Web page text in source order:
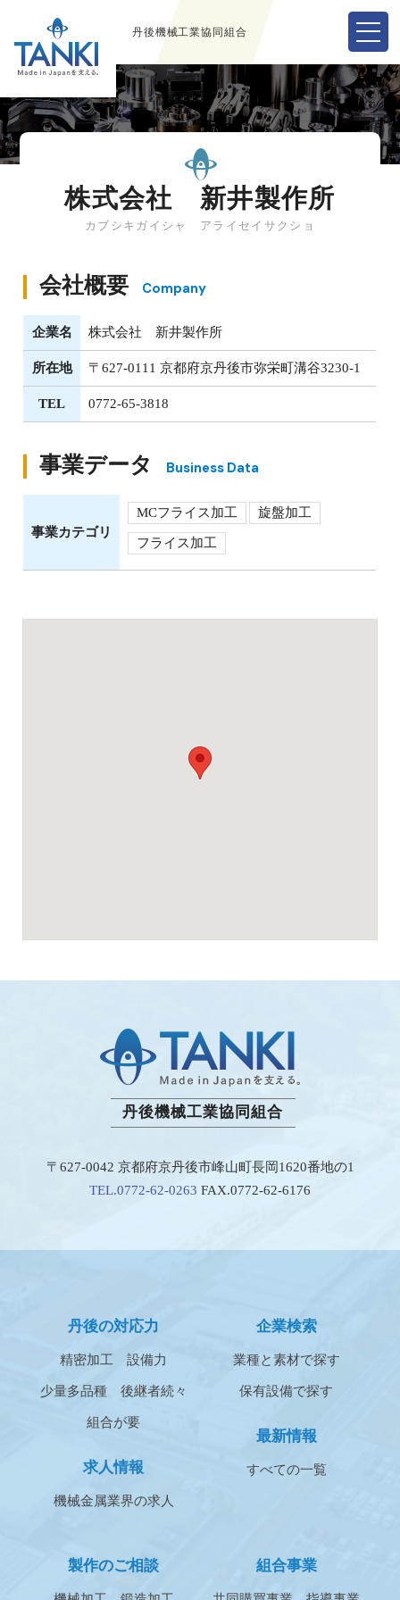
丹後機械工業協同組合
株式会社 新井製作所
カブシキガイシャ アライセイサクショ
会社概要 Company
企業名 株式会社 新井製作所
所在地 〒627-0111 京都府京丹後市弥栄町溝谷3230-1
TEL 0772-65-3818
事業データ Business Data
事業カテゴリ
MCフライス加工 旋盤加工
フライス加工
丹後機械工業協同組合
〒627-0042 京都府京丹後市峰山町長岡1620番地の1
TEL.0772-62-0263 FAX.0772-62-6176
丹後の対応力
精密加工 設備力
少量多品種 後継者続々
組合が要
求人情報
機械金属業界の求人
企業検索
業種と素材で探す
保有設備で探す
最新情報
すべての一覧
製作のご相談 組合事業